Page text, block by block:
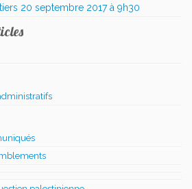
20 septembre 2017 à 9h30